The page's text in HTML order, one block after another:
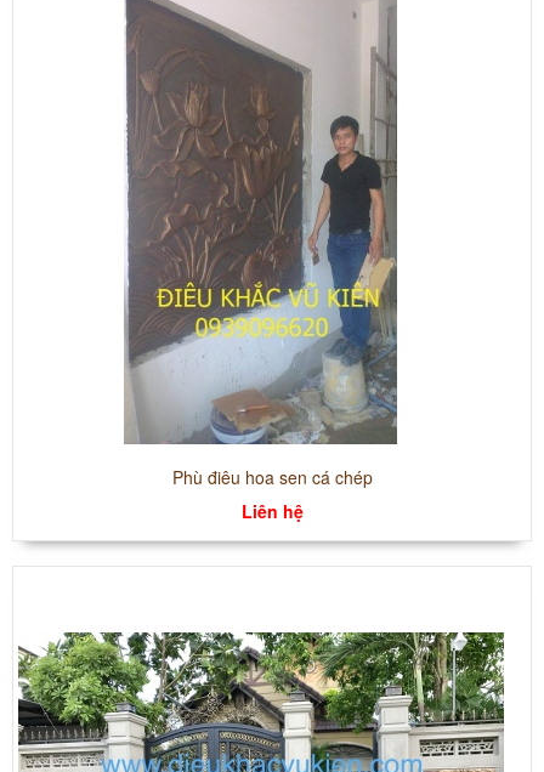
Phù điêu hoa sen cá chép
Liên hệ